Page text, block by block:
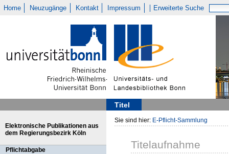
Home Neuzugänge Kontakt Impressum Erweiterte Suche
Titel
Elektronische Publikationen aus
dem Regierungsbezirk Köln
Pflichtabgabe
Sie sind hier: E-Pflicht-Sammlung
Titelaufnahme